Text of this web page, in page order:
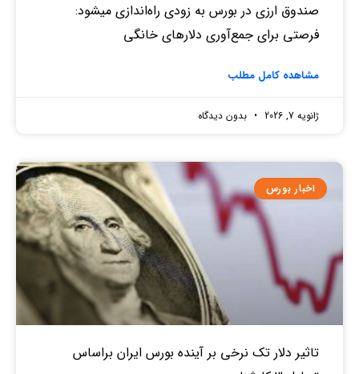
صندوق‌ ارزی در بورس به زودی راه‌اندازی میشود:
فرصتی برای جمع‌آوری دلارهای خانگی
مشاهده کامل مطلب
ژانویه 7, 2026 بدون دیدگاه
اخبار بورس
تاثیر دلار تک نرخی بر آینده بورس ایران براساس